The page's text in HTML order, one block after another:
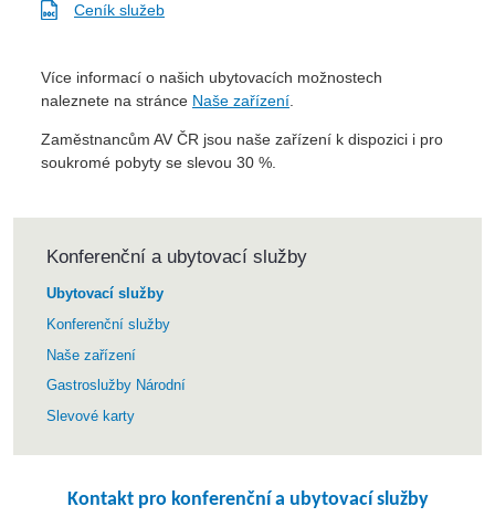
Ceník služeb
Více informací o našich ubytovacích možnostech
naleznete na stránce Naše zařízení
Zaměstnancům AV ČR jsou naše zařízení k dispozici i pro
soukromé pobyty se slevou 30 %.
Konferenční a ubytovací služby
Ubytovací služby
Konferenční služby
Naše zařízení
Gastroslužby Národní
Slevové karty
Kontakt pro konferenční a ubytovací služby